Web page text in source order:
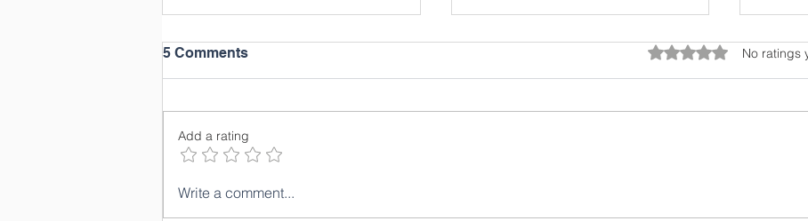
Thank You to Our Golf
5 Comments Rated 0 out of 5 stars.
No ratings
Add a rating
Write a comment...